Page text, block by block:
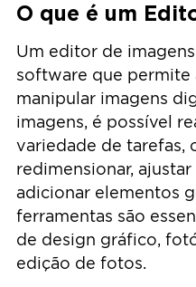
O que é um
Um editor de
software que permite
manipular imagens
imagens, é possível
variedade de tarefas,
redimensionar,
adicionar elementos
ferramentas são
de design gráfico,
edição de fotos.